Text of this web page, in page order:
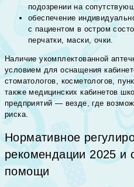
подозрении на
обеспечение
с пациентом в остром
перчатки, маски, очки.
Наличие укомплектованной
условием для оснащения
стоматологов, косметологов,
также медицинских кабинетов
предприятий — везде, где
риска.
Нормативное
рекомендации 2025 и
помощи